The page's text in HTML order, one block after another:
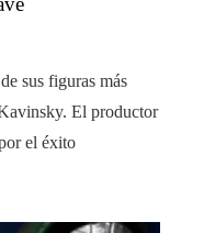
sus figuras más
El productor
el éxito